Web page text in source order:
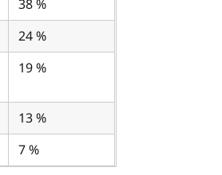
38 %
24 %
19 %
13 %
7 %